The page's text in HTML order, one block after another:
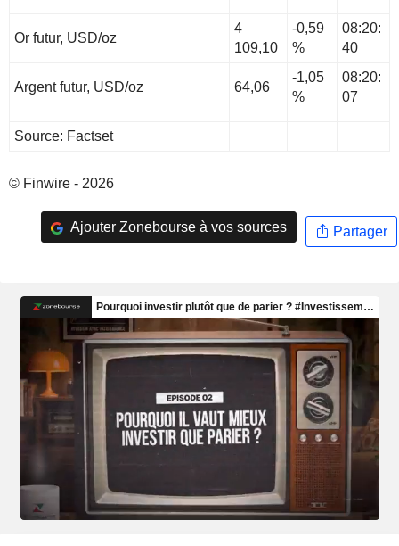
Or futur, USD/oz
4
109,10
-0,59
%
08:20:
40
Argent futur, USD/oz 64,06
-1,05
%
08:20:
07
Source: Factset
© Finwire - 2026
Ajouter Zonebourse à vos sources Partager